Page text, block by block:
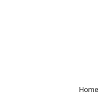
Home